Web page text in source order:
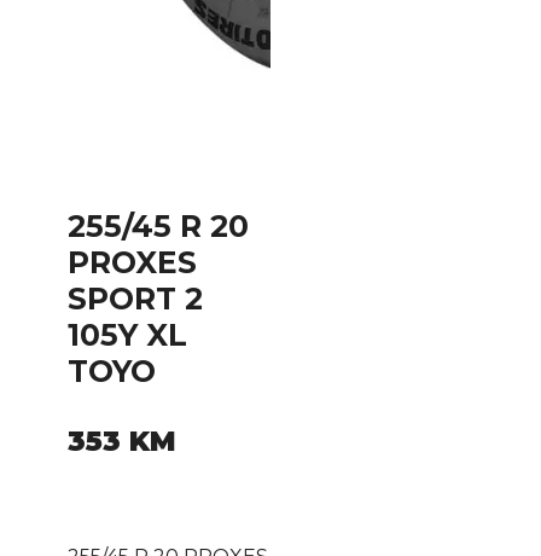
255/45 R 20
PROXES
SPORT 2
105Y XL
TOYO
353 KM